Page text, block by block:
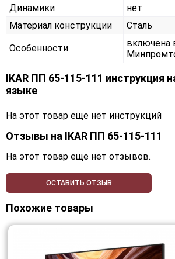
Динамики
нет
Материал конструкции
Сталь
Особенности
включена
IKAR ПП 65-115-111 инструкция
языке
На этот товар еще нет инструкций
Отзывы на IKAR ПП 65-115-111
На этот товар еще нет отзывов.
ОСТАВИТЬ ОТЗЫВ
Похожие товары